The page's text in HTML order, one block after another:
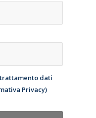
dati
Privacy)